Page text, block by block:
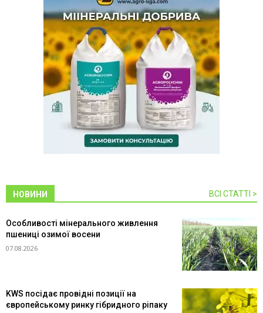
НОВИНИ ВСІ СТАТТІ >
Особливості мінерального живлення
пшениці озимої восени
07.08.2026
KWS посідає провідні позиції на
європейському ринку гібридного ріпаку